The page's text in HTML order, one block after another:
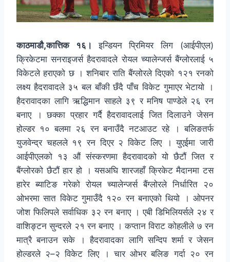
काठमाडौ,कात्तिक १६।इन्डियन प्रिमियर लिग (आईपीएल)
क्रिकेटमा सनराइजर्स हैदरावादले रोयल च्यालेन्जर्स बैंग्लोरलाई ५
विकेटले हराएको छ । शनिबार राति बैंग्लोरले दिएको १२१ रनको
लक्ष्य हैदरावादले ३५ बल बाँकी छँदै पाँच विकेट गुमाएर भेटायो ।
हैदरावादका लागि ऋद्धिमान साहले ३९ र मनिष पाण्डेले २६ रन
बनाए । छक्का प्रहार गर्दै हैदरावादलाई जित दिलाउने जेसन
होल्डर १० बलमा २६ रन बनाउँदै नटआउट रहे । बलिङतर्फ
युजवेन्द्र चहलले १९ रन दिएर २ विकेट लिए । युएईमा जारी
आईपीएलको १३ औं संस्करणमा हैदरावादको यो छैटौं जित र
बैंग्लोरको छैटौं हार हो । यसअघि शारजहाँ क्रिकेट मैदानमा टस
हारेर ब्याटिङ गरेको रोयल च्यालेन्जर्स बैंग्लोरले निर्धारित २०
ओभरमा सात विकेट गुमाउँदै १२० रन बनाएको थियो । ओपनर
जोश फिलिपले सर्वाधिक ३२ रन बनाए । एबी डिभिलियर्सले २४ र
वाशिङ्टन सुन्दरले २१ रन बनाए । कप्तान विराट कोहलीले ७ रन
मात्रै बनाउन सके । हैदरावादका लागि सन्दिप शर्मा र जेसन
होल्डरले २–२ विकेट लिए । चार ओभर बलिङ गर्दा २० रन